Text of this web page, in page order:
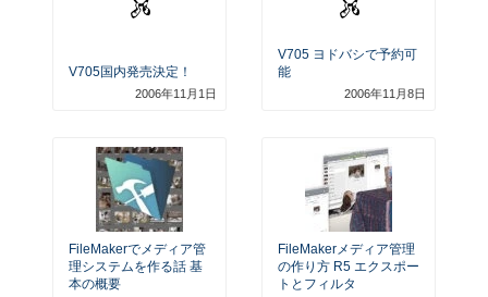
V705国内発売決定！
2006年11月1日
V705 ヨドバシで予約可
能
2006年11月8日
FileMakerでメディア管
理システムを作る話 基
本の概要
FileMakerメディア管理
の作り方 R5 エクスポー
トとフィルタ